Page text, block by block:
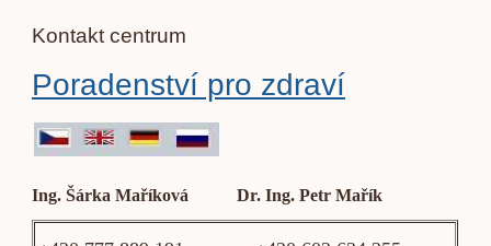
Kontakt centrum
Poradenství pro zdraví
Ing. Šárka Maříková Dr. Ing. Petr Mařík